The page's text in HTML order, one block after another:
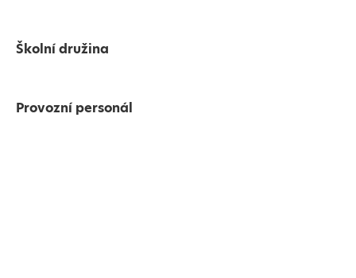
Školní družina
Provozní personál